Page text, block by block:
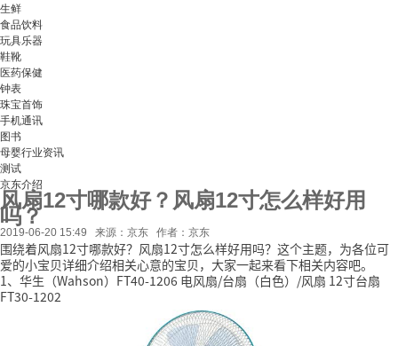
生鲜
食品饮料
玩具乐器
鞋靴
医药保健
钟表
珠宝首饰
手机通讯
图书
母婴行业资讯
测试
京东介绍
风扇12寸哪款好？风扇12寸怎么样好用
吗？
2019-06-20 15:49 来源：京东 作者：京东
围绕着风扇12寸哪款好？风扇12寸怎么样好用吗？这个主题，为各位可
爱的小宝贝详细介绍相关心意的宝贝，大家一起来看下相关内容吧。
1、华生（Wahson）FT40-1206 电风扇/台扇（白色）/风扇 12寸台扇
FT30-1202